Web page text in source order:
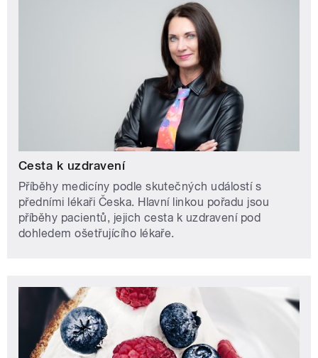
Cesta k uzdravení
Příběhy medicíny podle skutečných událostí s
předními lékaři Česka. Hlavní linkou pořadu jsou
příběhy pacientů, jejich cesta k uzdravení pod
dohledem ošetřujícího lékaře.